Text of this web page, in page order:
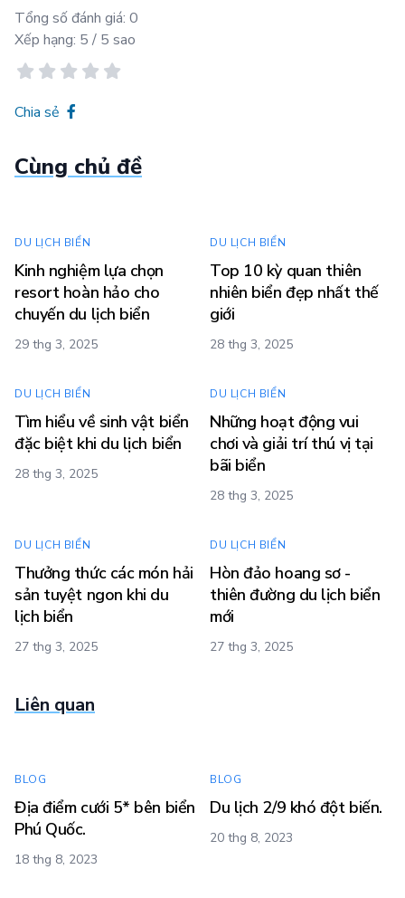
Tổng số đánh giá: 0
Xếp hạng: 5 / 5 sao
Chia sẻ
Cùng chủ đề
DU LỊCH BIỂN
Kinh nghiệm lựa chọn
resort hoàn hảo cho
chuyến du lịch biển
29 thg 3, 2025
DU LỊCH BIỂN
Top 10 kỳ quan thiên
nhiên biển đẹp nhất thế
giới
28 thg 3, 2025
DU LỊCH BIỂN
Tìm hiểu về sinh vật biển
đặc biệt khi du lịch biển
28 thg 3, 2025
DU LỊCH BIỂN
Những hoạt động vui
chơi và giải trí thú vị tại
bãi biển
28 thg 3, 2025
DU LỊCH BIỂN
Thưởng thức các món hải
sản tuyệt ngon khi du
lịch biển
27 thg 3, 2025
DU LỊCH BIỂN
Hòn đảo hoang sơ -
thiên đường du lịch biển
mới
27 thg 3, 2025
Liên quan
BLOG
Địa điểm cưới 5* bên biển
Phú Quốc.
18 thg 8, 2023
BLOG
Du lịch 2/9 khó đột biến.
20 thg 8, 2023